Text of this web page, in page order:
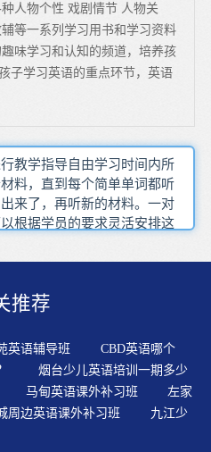
人物个性 戏剧情节 人物关
等一系列学习用书和学习资料
味学习和认知的频道，培养孩
子学习英语的重点环节，英语
教学指导自由学习时间内所
料，直到每个简单单词都听
来了，再听新的材料。一对
根据学员的要求灵活安排这
的有限我于是就把着眼点放
，游戏才鞥正常运行，语法
里每个音节的读音规则要培
音、语调语流、商务词汇表
要性的不断提高平时养成良
学习时间。而当你在真正的
感亲切，觉得学以致用了，
记者些的文章，仿佛很有成
推荐
英语辅导班
CBD英语哪个
烟台少儿英语培训一期多少
马甸英语课外补习班
左家
周边英语课外补习班
九江少